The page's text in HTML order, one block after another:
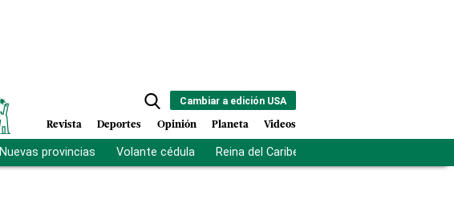
Cambiar a edición USA
Revista Deportes Opinión Planeta Videos
Nuevas provincias Volante cédula Reina del Caribe